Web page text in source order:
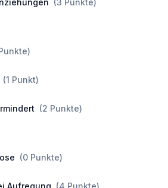
(3 Punkte)
)
(1 Punkt)
(2 Punkte)
(0 Punkte)
Aufregung (4 Punkte)